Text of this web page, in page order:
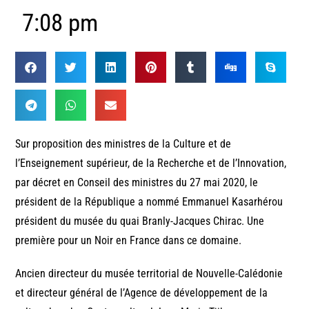
7:08 pm
Sur proposition des ministres de la Culture et de
l’Enseignement supérieur, de la Recherche et de l’Innovation,
par décret en Conseil des ministres du 27 mai 2020, le
président de la République a nommé Emmanuel Kasarhérou
président du musée du quai Branly-Jacques Chirac. Une
première pour un Noir en France dans ce domaine.
Ancien directeur du musée territorial de Nouvelle-Calédonie
et directeur général de l’Agence de développement de la